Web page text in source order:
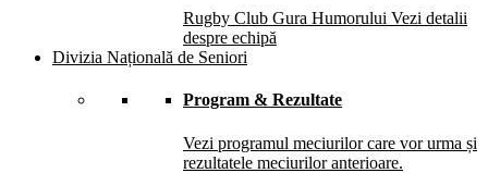
Rugby Club Gura Humorului Vezi detalii
despre echipă
Divizia Națională de Seniori
Program & Rezultate
Vezi programul meciurilor care vor urma și
rezultatele meciurilor anterioare.